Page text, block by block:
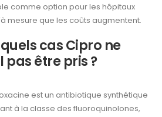
comme option pour les hôpitaux
mesure que les coûts augmentent.
cas Cipro ne
être pris ?
est un antibiotique synthétique
à la classe des fluoroquinolones,